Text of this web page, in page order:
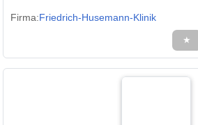
Firma:Friedrich-Husemann-Klinik
★